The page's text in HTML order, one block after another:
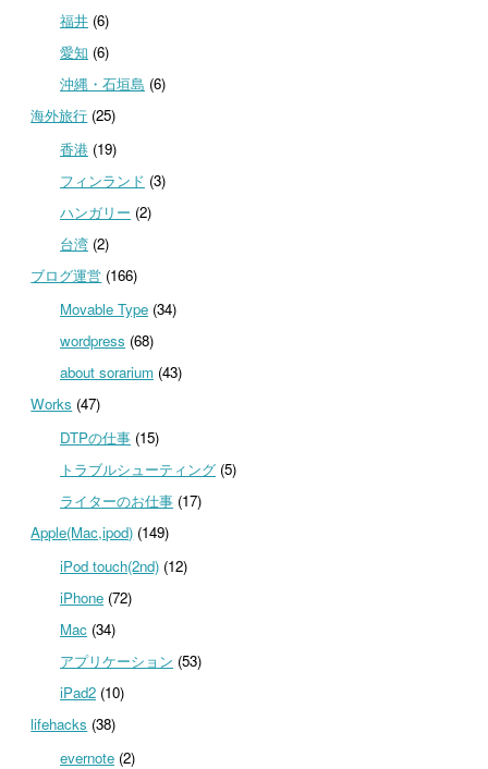
福井(6)
愛知 (6)
沖縄・石垣島 (6)
海外旅行 (25)
香港(19)
フィンランド (3)
ハンガリー (2)
台湾(2)
ブログ運営 (166)
Movable Type(34)
wordpress (68)
about sorarium(43)
Works (47)
DTPの仕事(15)
トラブルシューティング(5)
ライターのお仕事(17)
Apple(Mac,ipod) (149)
iPod touch(2nd)(12)
iPhone(72)
Mac(34)
アプリケーション (53)
iPad2(10)
lifehacks (38)
evernote(2)